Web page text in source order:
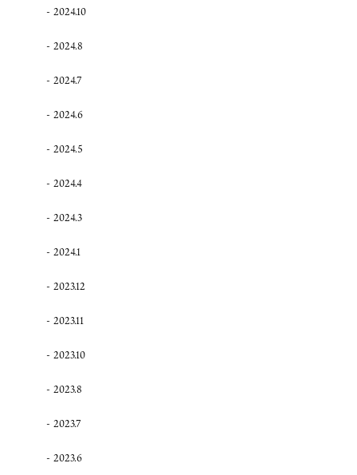
2024.10
2024.8
2024.7
2024.6
2024.5
2024.4
2024.3
2024.1
2023.12
2023.11
2023.10
2023.8
2023.7
2023.6